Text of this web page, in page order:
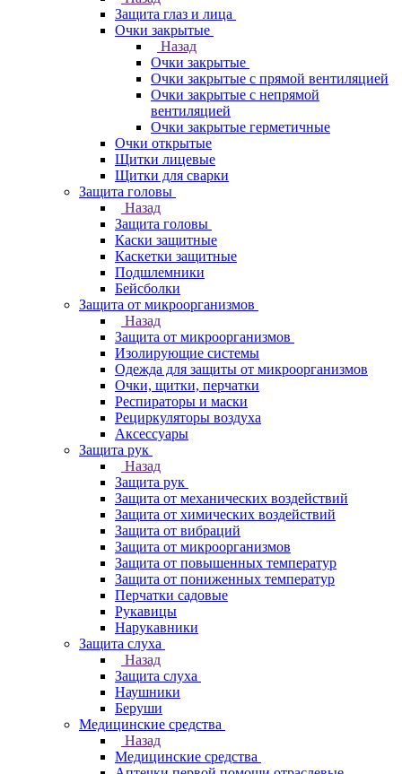
Защита глаз и лица
Очки закрытые
Назад
Очки закрытые
Очки закрытые с прямой вентиляцией
Очки закрытые с непрямой
вентиляцией
Очки закрытые герметичные
Очки открытые
Щитки лицевые
Щитки для сварки
Защита головы
Назад
Защита головы
Каски защитные
Каскетки защитные
Подшлемники
Бейсболки
Защита от микроорганизмов
Назад
Защита от микроорганизмов
Изолирующие системы
Одежда для защиты от микроорганизмов
Очки, щитки, перчатки
Респираторы и маски
Рециркуляторы воздуха
Аксессуары
Защита рук
Назад
Защита рук
Защита от механических воздействий
Защита от химических воздействий
Защита от вибраций
Защита от микроорганизмов
Защита от повышенных температур
Защита от пониженных температур
Перчатки садовые
Рукавицы
Нарукавники
Защита слуха
Назад
Защита слуха
Наушники
Беруши
Медицинские средства
Назад
Медицинские средства